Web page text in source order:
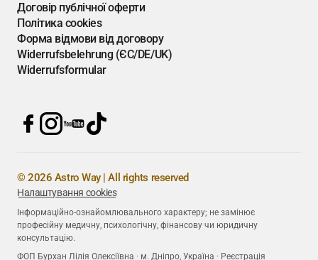
Договір публічної оферти
Політика cookies
Форма відмови від договору
Widerrufsbelehrung (ЄС/DE/UK)
Widerrufsformular
© 2026 Astro Way | All rights reserved
Налаштування cookies
Інформаційно-ознайомлювального характеру; не замінює
професійну медичну, психологічну, фінансову чи юридичну
консультацію.
ФОП Бурхан Лілія Олексіївна · м. Дніпро, Україна · Реєстрація